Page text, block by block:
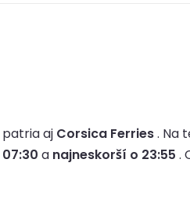
aj Corsica Ferries. Na
a najneskorší o 23:55 .